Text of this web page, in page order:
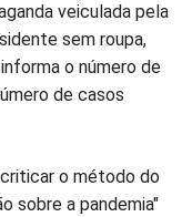
veiculada pela
sem roupa,
o número de
de casos
o método do
sobre a pandemia"